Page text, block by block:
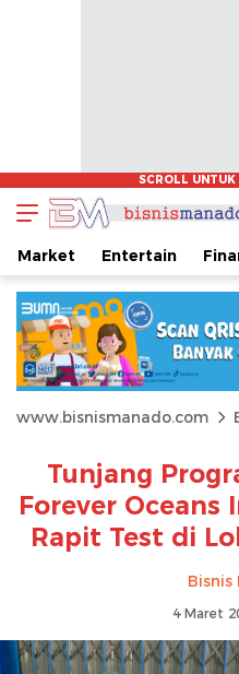
Market Entertain
www.bisnismanado.com
Tunjang
Forever Oceans
Rapit Test di
Bisnis
4 Maret